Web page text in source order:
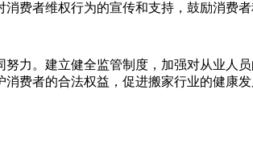
费者维权行为的宣传和支持，鼓励消费
力。建立健全监管制度，加强对从业人
费者的合法权益，促进搬家行业的健康